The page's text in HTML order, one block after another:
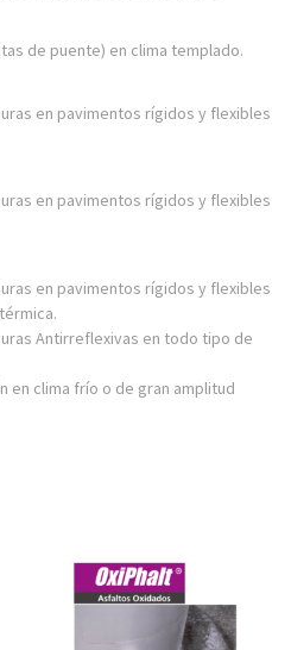
de puente) en clima templado.
en pavimentos rígidos y flexibles
en pavimentos rígidos y flexibles
en pavimentos rígidos y flexibles
Antirreflexivas en todo tipo de
en clima frío o de gran amplitud